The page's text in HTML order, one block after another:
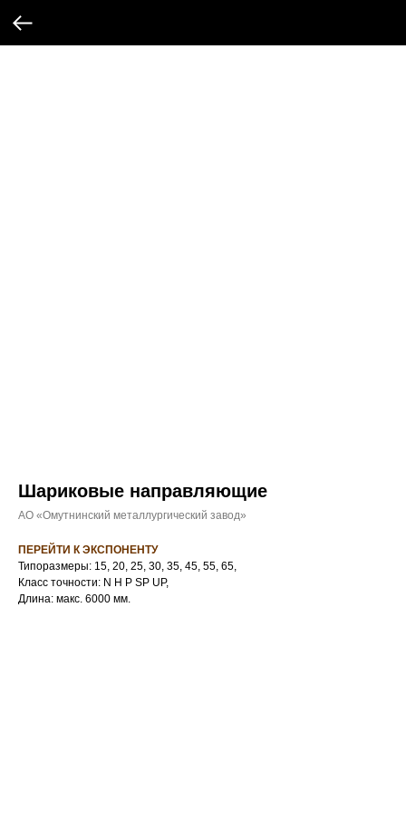
Шариковые направляющие
АО «Омутнинский металлургический завод»
ПЕРЕЙТИ К ЭКСПОНЕНТУ
Типоразмеры: 15, 20, 25, 30, 35, 45, 55, 65,
Класс точности: N H P SP UP,
Длина: макс. 6000 мм.